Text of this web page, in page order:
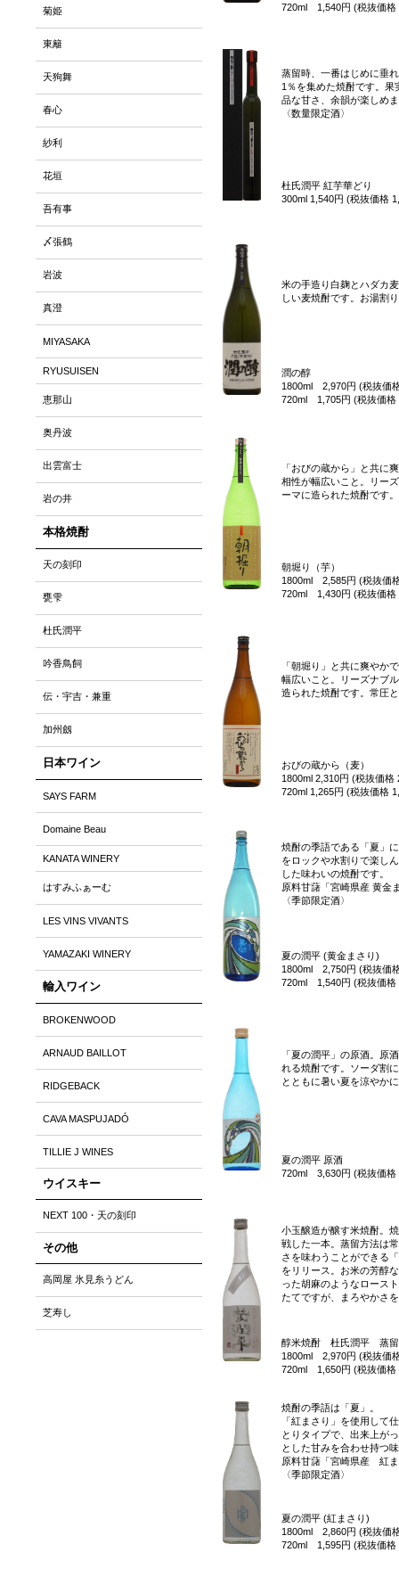
720ml 1,540円 (税抜価格
菊姫
東籬
蒸留時、一番はじめに垂
1％を集めた焼酎です。
品な甘さ、余韻が楽しめ
〈数量限定酒〉
天狗舞
春心
紗利
花垣
杜氏潤平 紅芋華どり
300ml 1,540円 (税抜価格
吾有事
〆張鶴
米の手造り白麹とハダカ
しい麦焼酎です。お湯割
岩波
真澄
MIYASAKA
RYUSUISEN
潤の醇
1800ml 2,970円 (税抜価
720ml 1,705円 (税抜価格
恵那山
奥丹波
「おびの蔵から」と共に
相性が幅広いこと。リー
ーマに造られた焼酎です
出雲富士
岩の井
本格焼酎
天の刻印
朝堀り（芋）
1800ml 2,585円 (税抜価
720ml 1,430円 (税抜価格
甕雫
杜氏潤平
「朝堀り」と共に爽やか
幅広いこと。リーズナブ
造られた焼酎です。常圧
吟香鳥飼
伝・宇吉・兼重
加州劔
日本ワイン
おびの蔵から（麦）
1800ml 2,310円 (税抜価格
720ml 1,265円 (税抜価格
SAYS FARM
Domaine Beau
焼酎の季語である「夏」
をロックや水割りで楽し
した味わいの焼酎です。
原料甘藷「宮崎県産 黄金
〈季節限定酒〉
KANATA WINERY
はすみふぁーむ
LES VINS VIVANTS
YAMAZAKI WINERY
夏の潤平 (黄金まさり)
1800ml 2,750円 (税抜価
720ml 1,540円 (税抜価格
輸入ワイン
BROKENWOOD
「夏の潤平」の原酒。原
れる焼酎です。ソーダ割
とともに暑い夏を涼やか
ARNAUD BAILLOT
RIDGEBACK
CAVA MASPUJADÓ
TILLIE J WINES
夏の潤平 原酒
720ml 3,630円 (税抜価格
ウイスキー
NEXT 100・天の刻印
小玉醸造が醸す米焼酎。
戦した一本。蒸留方法は
さを味わうことができる
をリリース。お米の芳醇
った胡麻のようなロース
たてですが、まろやかさ
その他
高岡屋 氷見糸うどん
芝寿し
醇米焼酎 杜氏潤平 蒸留
1800ml 2,970円 (税抜価
720ml 1,650円 (税抜価格
焼酎の季語は「夏」。
「紅まさり」を使用して
とりタイプで、出来上が
とした甘みを合わせ持つ
原料甘藷「宮崎県産 紅
〈季節限定酒〉
夏の潤平 (紅まさり)
1800ml 2,860円 (税抜価
720ml 1,595円 (税抜価格